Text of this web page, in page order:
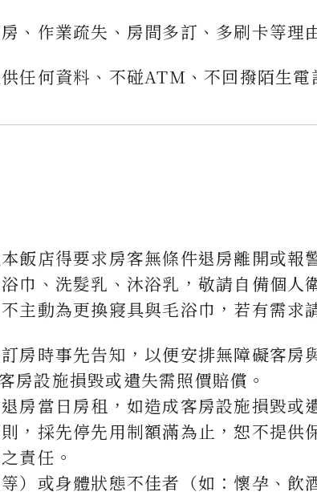
、作業疏失、房間多訂、多刷卡等理
任何資料、不碰ATM、不回撥陌生電
飯店得要求房客無條件退房離開或報
巾、洗髮乳、沐浴乳，敬請自備個人
主動為更換寢具與毛浴巾，若有需求
房時事先告知，以便安排無障礙客房
設施損毀或遺失需照價賠償。
房當日房租，如造成客房設施損毀或
，採先停先用制額滿為止，恕不提供
責任。
）或身體狀態不佳者（如：懷孕、飲